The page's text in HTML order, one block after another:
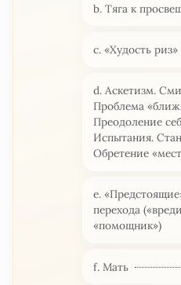
b. Тяга к
с. «Худость риз»
d. Аскетизм.
Проблема
Преодоление
Испытания.
Обретение
е.
перехода
«помощник»)
f. Мать